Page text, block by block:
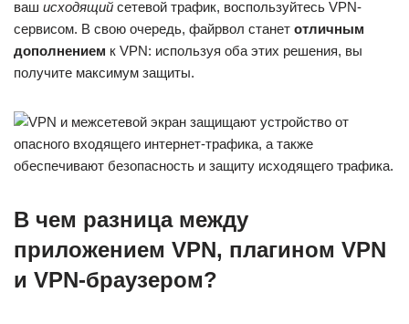
ваш исходящий сетевой трафик, воспользуйтесь VPN-
сервисом. В свою очередь, файрвол станет отличным
дополнением к VPN: используя оба этих решения, вы
получите максимум защиты.
В чем разница между
приложением VPN, плагином VPN
и VPN-браузером?